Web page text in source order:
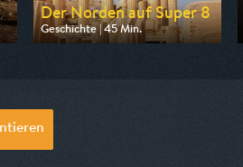
Der Norden auf Super 8
Geschichte | 45 Min.
Ausgestrahlt von NDR